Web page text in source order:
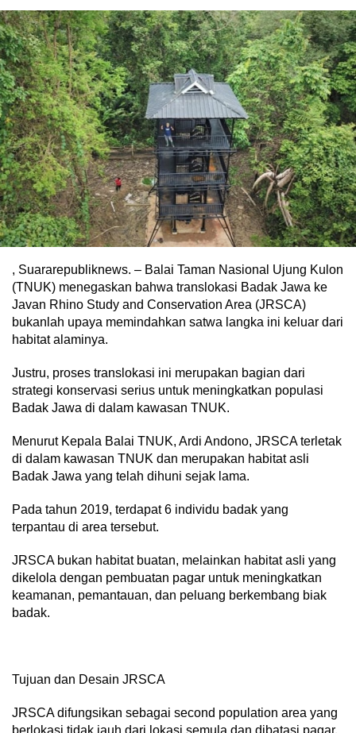
, Suararepubliknews. – Balai Taman Nasional Ujung Kulon
(TNUK) menegaskan bahwa translokasi Badak Jawa ke
Javan Rhino Study and Conservation Area (JRSCA)
bukanlah upaya memindahkan satwa langka ini keluar dari
habitat alaminya.
Justru, proses translokasi ini merupakan bagian dari
strategi konservasi serius untuk meningkatkan populasi
Badak Jawa di dalam kawasan TNUK.
Menurut Kepala Balai TNUK, Ardi Andono, JRSCA terletak
di dalam kawasan TNUK dan merupakan habitat asli
Badak Jawa yang telah dihuni sejak lama.
Pada tahun 2019, terdapat 6 individu badak yang
terpantau di area tersebut.
JRSCA bukan habitat buatan, melainkan habitat asli yang
dikelola dengan pembuatan pagar untuk meningkatkan
keamanan, pemantauan, dan peluang berkembang biak
badak.
Tujuan dan Desain JRSCA
JRSCA difungsikan sebagai second population area yang